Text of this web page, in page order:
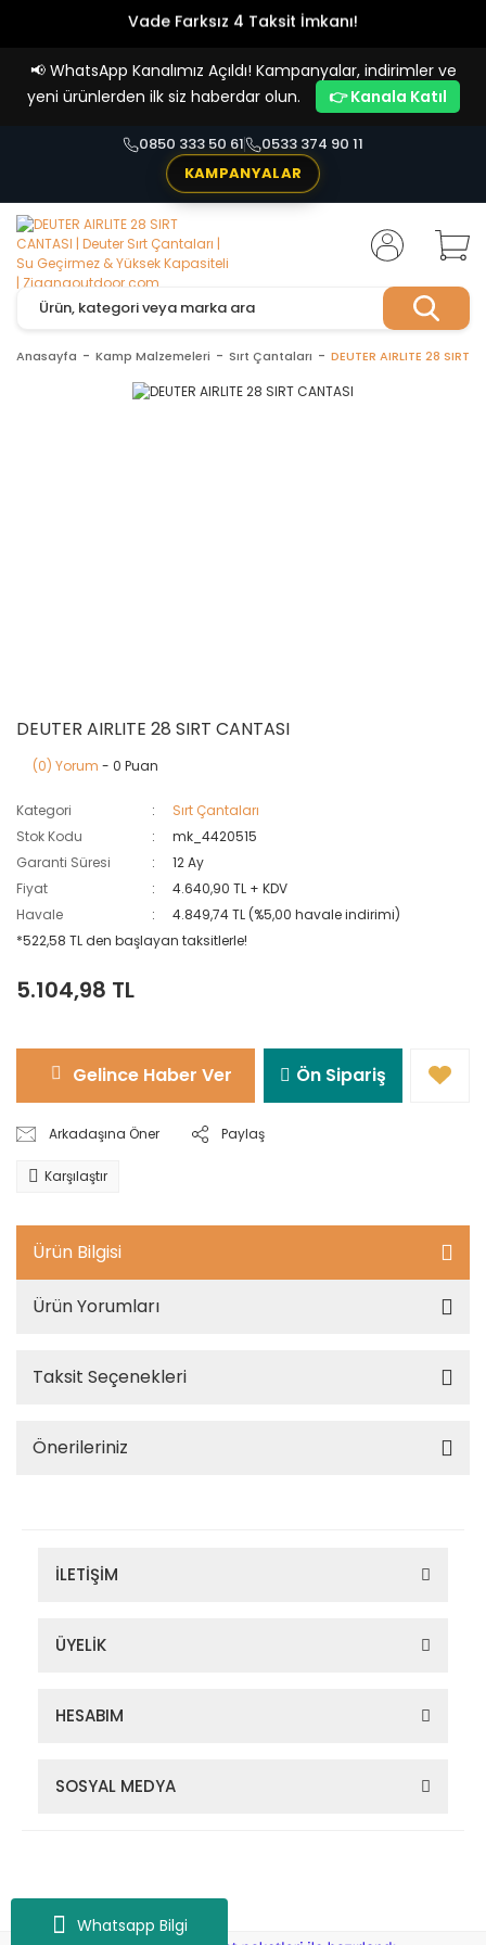
Whatsapp Bilgi
Vade Farksız 4 Taksit İmkanı!
📢 WhatsApp Kanalımız Açıldı! Kampanyalar, indirimler ve
yeni ürünlerden ilk siz haberdar olun.
👉 Kanala Katıl
0850 333 50 61
0533 374 90 11
KAMPANYALAR
Anasayfa Kamp Malzemeleri Sırt Çantaları DEUTER AIRLITE 28 SIRT
DEUTER AIRLITE 28 SIRT CANTASI
(0) Yorum - 0 Puan
Kategori
Sırt Çantaları
Stok Kodu
mk_4420515
Garanti Süresi
12 Ay
Fiyat
4.640,90 TL + KDV
Havale
4.849,74 TL (%5,00 havale indirimi)
*522,58 TL den başlayan taksitlerle!
5.104,98 TL
Gelince Haber Ver Ön Sipariş
Arkadaşına Öner Paylaş
Karşılaştır
Ürün Bilgisi
Ürün Yorumları
Taksit Seçenekleri
Önerileriniz
İLETİŞİM
ÜYELİK
HESABIM
SOSYAL MEDYA